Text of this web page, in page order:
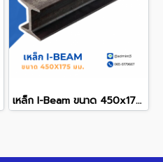
เหล็ก I-Beam ขนาด 450x175 mm.